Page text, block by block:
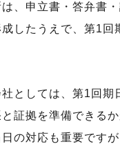
、申立書・答弁書
したうえで、第1回
としては、第1回期
証拠を準備できる
の対応も重要です